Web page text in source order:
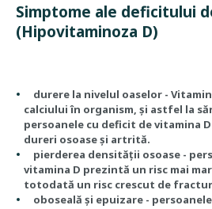
Simptome ale deficitului
(Hipovitaminoza D)
durere la nivelul oaselor -
calciului în organism, și astfel la
persoanele cu deficit de vitamina
dureri osoase și artrită.
pierderea densității osoase -
vitamina D prezintă un risc mai
totodată un risc crescut de
oboseală și epuizare -